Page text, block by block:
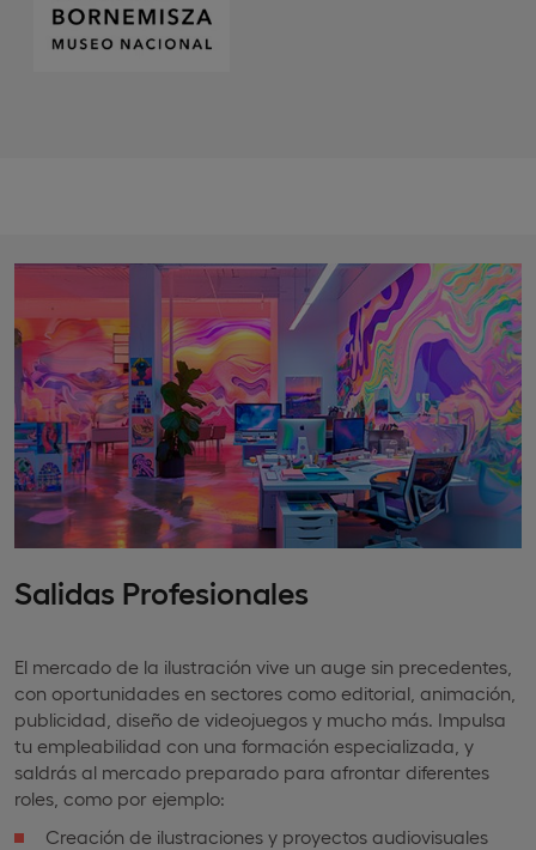
Salidas Profesionales
El mercado de la ilustración vive un auge sin precedentes,
con oportunidades en sectores como editorial, animación,
publicidad, diseño de videojuegos y mucho más. Impulsa
tu empleabilidad con una formación especializada, y
saldrás al mercado preparado para afrontar diferentes
roles, como por ejemplo:
Creación de ilustraciones y proyectos audiovisuales